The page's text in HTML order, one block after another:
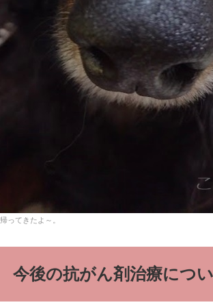
帰ってきたよ～。
今後の抗がん剤治療につ